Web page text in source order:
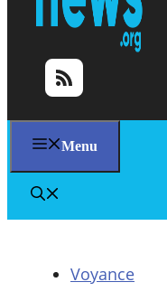
Menu
Voyance